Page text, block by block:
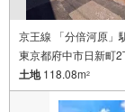
京王線 「分倍河原」
東京都府中市日新町2
土地118.08m2